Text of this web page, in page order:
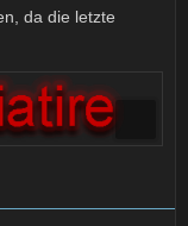
da die letzte